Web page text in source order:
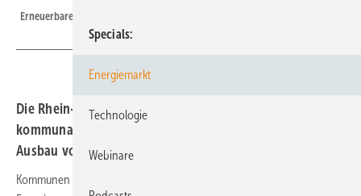
Erneuerbare Energien müssen noch gezielter ausgebaut werden.
Die Rhein-Hunsrück-Region ist beispielhaft für
kommunale Wertschöpfung als wichtiger Treiber für den
Ausbau von erneuerbaren Energien.
Kommunen können von der Wertschöpfung durch dezentrale
Specials
Energiemarkt
Technologie
Webinare